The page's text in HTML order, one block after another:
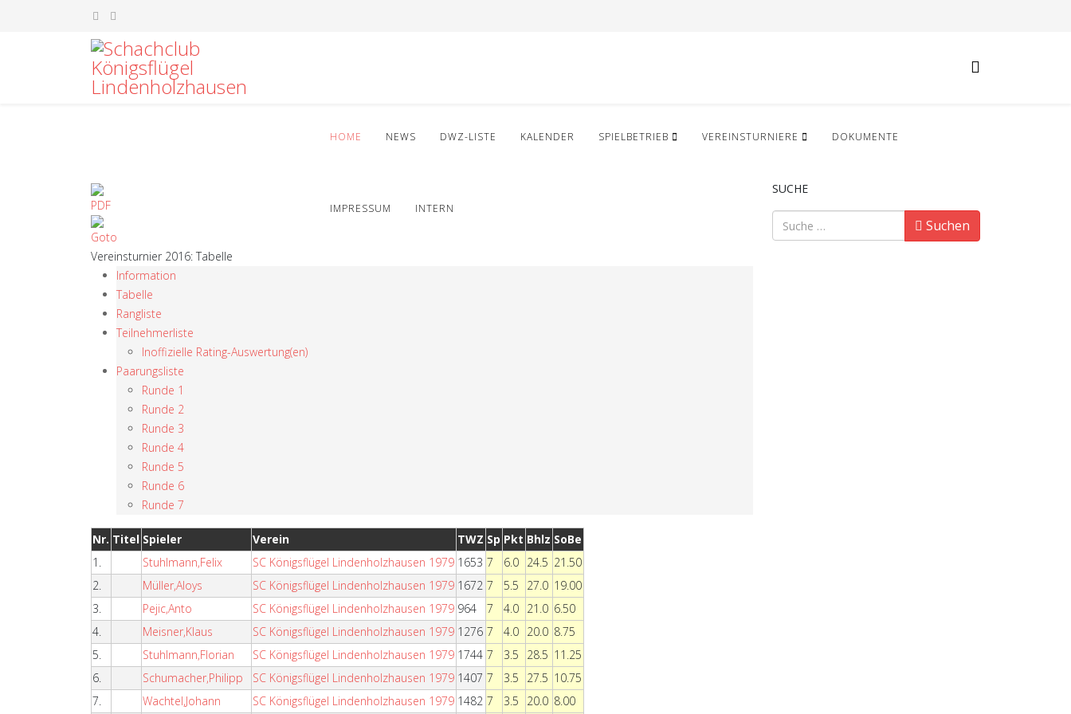
HOME NEWS DWZ-LISTE KALENDER SPIELBETRIEB VEREINSTURNIERE DOKUMENTE
IMPRESSUM INTERN
Vereinsturnier 2016: Tabelle
Information
Tabelle
Rangliste
Teilnehmerliste
Inoffizielle Rating-Auswertung(en)
Paarungsliste
Runde 1
Runde 2
Runde 3
Runde 4
Runde 5
Runde 6
Runde 7
Nr. Titel Spieler Verein TWZ Sp Pkt Bhlz SoBe
1.
Stuhlmann,Felix SC Königsflügel Lindenholzhausen 1979 1653 7 6.0 24.5 21.50
2.
Müller,Aloys SC Königsflügel Lindenholzhausen 1979 1672 7 5.5 27.0 19.00
3.
Pejic,Anto SC Königsflügel Lindenholzhausen 1979 964 7 4.0 21.0 6.50
4.
Meisner,Klaus SC Königsflügel Lindenholzhausen 1979 1276 7 4.0 20.0 8.75
5.
Stuhlmann,Florian SC Königsflügel Lindenholzhausen 1979 1744 7 3.5 28.5 11.25
6.
Schumacher,Philipp SC Königsflügel Lindenholzhausen 1979 1407 7 3.5 27.5 10.75
7.
Wachtel,Johann SC Königsflügel Lindenholzhausen 1979 1482 7 3.5 20.0 8.00
SUCHE
Suchen
Suchen